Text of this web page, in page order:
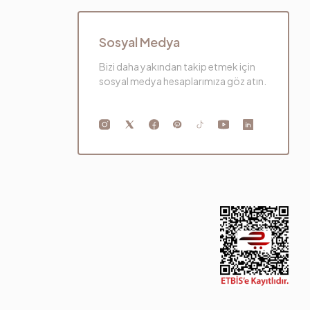
Sosyal Medya
Bizi daha yakından takip etmek için
sosyal medya hesaplarımıza göz atın.